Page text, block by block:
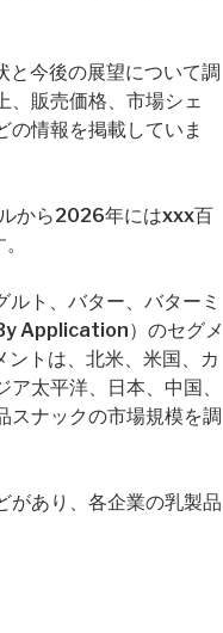
今後の展望について調
、販売価格、市場シェ
の情報を掲載していま
から2026年にはxxx百
ト、バター、バターミ
Application）のセグメ
トは、北米、米国、カ
太平洋、日本、中国、
スナックの市場規模を調
あり、各企業の乳製品